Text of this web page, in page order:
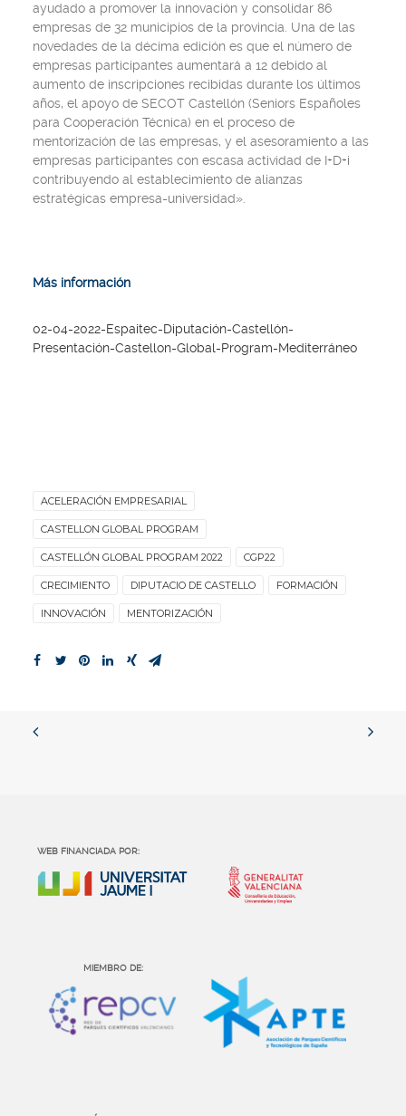
ayudado a promover la innovación y consolidar 86
empresas de 32 municipios de la provincia. Una de las
novedades de la décima edición es que el número de
empresas participantes aumentará a 12 debido al
aumento de inscripciones recibidas durante los últimos
años, el apoyo de SECOT Castellón (Seniors Españoles
para Cooperación Técnica) en el proceso de
mentorización de las empresas, y el asesoramiento a las
empresas participantes con escasa actividad de I+D+i
contribuyendo al establecimiento de alianzas
estratégicas empresa-universidad».
Más información
02-04-2022-Espaitec-Diputación-Castellón-
Presentación-Castellon-Global-Program-Mediterráneo
ACELERACIÓN EMPRESARIAL
CASTELLON GLOBAL PROGRAM
CASTELLÓN GLOBAL PROGRAM 2022 CGP22
CRECIMIENTO DIPUTACIO DE CASTELLO FORMACIÓN
INNOVACIÓN MENTORIZACIÓN
WEB FINANCIADA POR:
MIEMBRO DE: